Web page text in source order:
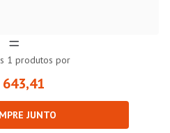
1 produtos por
643,41
JUNTO